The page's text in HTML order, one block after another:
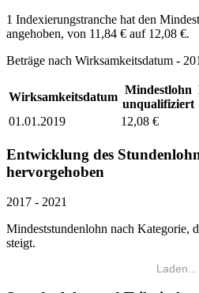
1 Indexierungstranche hat den
angehoben, von 11,84 € auf 12,08 €.
Beträge nach Wirksamkeitsdatum -
Wirksamkeitsdatum
Mindestlohn
unqualifiziert
01.01.2019
12,08 €
Entwicklung des
hervorgehoben
2017 - 2021
Mindeststundenlohn nach Kategorie,
steigt.
Laden...